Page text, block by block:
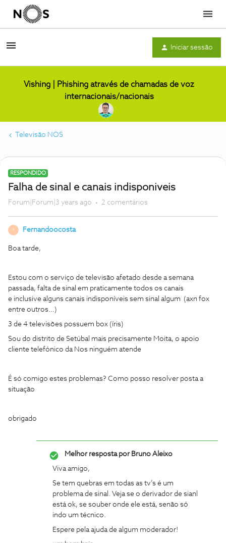
Menu
Iniciar sessão
Vishing | Phishing através de chamadas de voz
internacionais/nacionais
Televisão NOS
RESPONDIDO
Falha de sinal e canais indisponiveis
Forum|Forum|3 years ago 2 comentários
F Fernandoocosta
Boa tarde,
Estou com o serviço de televisão afetado desde a semana
passada, falta de sinal em praticamente todos os canais
e inclusive alguns canais indisponíveis sem sinal algum (axn fox
entre outros…)
3 de 4 televisões possuem box (íris)
Sou do distrito de Setúbal mais precisamente Moita, o apoio
cliente telefónico da Nos ninguém atende
É só comigo estes problemas? Como posso resolver posta a
situação
obrigado
Melhor resposta porBruno Aleixo
Viva amigo,
Se tem quebras em todas as tv’s é um
problema de sinal. Veja se o derivador de sianl
está ok, se souber onde ele está, senão só
indo um técnico.
Espere pela ajuda de algum moderador!